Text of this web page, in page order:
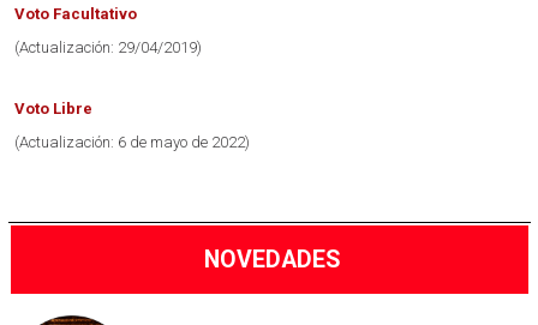
Voto Facultativo
(Actualización: 29/04/2019)
Voto Libre
(Actualización: 6 de mayo de 2022)
NOVEDADES